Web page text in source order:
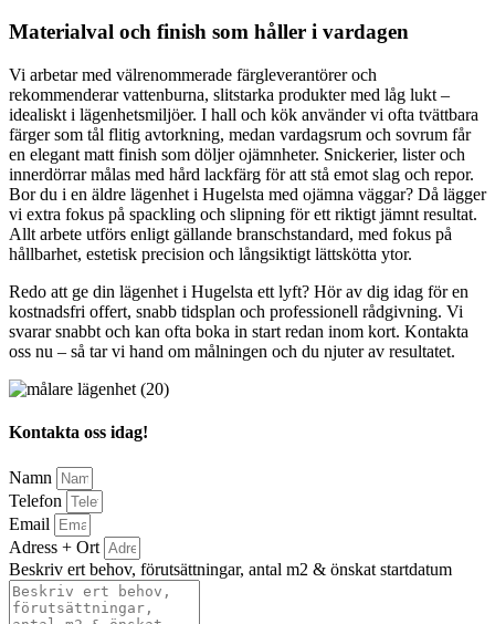
Materialval och finish som håller i vardagen
Vi arbetar med välrenommerade färgleverantörer och
rekommenderar vattenburna, slitstarka produkter med låg lukt –
idealiskt i lägenhetsmiljöer. I hall och kök använder vi ofta tvättbara
färger som tål flitig avtorkning, medan vardagsrum och sovrum får
en elegant matt finish som döljer ojämnheter. Snickerier, lister och
innerdörrar målas med hård lackfärg för att stå emot slag och repor.
Bor du i en äldre lägenhet i Hugelsta med ojämna väggar? Då lägger
vi extra fokus på spackling och slipning för ett riktigt jämnt resultat.
Allt arbete utförs enligt gällande branschstandard, med fokus på
hållbarhet, estetisk precision och långsiktigt lättskötta ytor.
Redo att ge din lägenhet i Hugelsta ett lyft? Hör av dig idag för en
kostnadsfri offert, snabb tidsplan och professionell rådgivning. Vi
svarar snabbt och kan ofta boka in start redan inom kort. Kontakta
oss nu – så tar vi hand om målningen och du njuter av resultatet.
Kontakta oss idag!
Namn
Telefon
Email
Adress + Ort
Beskriv ert behov, förutsättningar, antal m2 & önskat startdatum